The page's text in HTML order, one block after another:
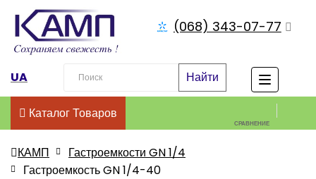
(068) 343-07-77
UA Найти
СРАВНЕНИЕ
Каталог Товаров
КАМП
Гастроемкости GN 1/4
Гастроемкость GN 1/4-40